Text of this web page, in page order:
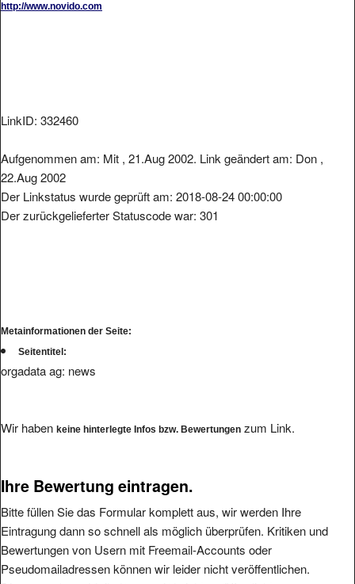
http://www.novido.com
LinkID: 332460
Aufgenommen am: Mit , 21.Aug 2002. Link geändert am: Don ,
22.Aug 2002
Der Linkstatus wurde geprüft am: 2018-08-24 00:00:00
Der zurückgelieferter Statuscode war: 301
Metainformationen der Seite:
Seitentitel:
orgadata ag: news
Wir haben keine hinterlegte Infos bzw. Bewertungen zum Link.
Ihre Bewertung eintragen.
Bitte füllen Sie das Formular komplett aus, wir werden Ihre
Eintragung dann so schnell als möglich überprüfen. Kritiken und
Bewertungen von Usern mit Freemail-Accounts oder
Pseudomailadressen können wir leider nicht veröffentlichen.